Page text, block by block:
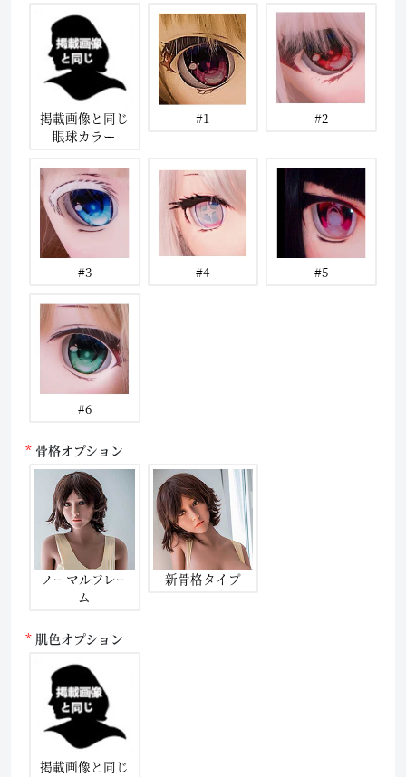
掲載画像と同じ
眼球カラー
#1 #2
#3 #4 #5
#6
骨格オプション
ノーマルフレー
ム
新骨格タイプ
肌色オプション
掲載画像と同じ